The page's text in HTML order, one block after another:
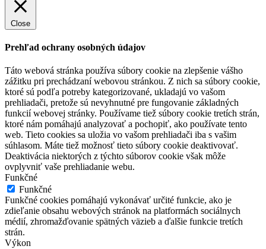
Close
Prehľad ochrany osobných údajov
Táto webová stránka používa súbory cookie na zlepšenie vášho
zážitku pri prechádzaní webovou stránkou. Z nich sa súbory cookie,
ktoré sú podľa potreby kategorizované, ukladajú vo vašom
prehliadači, pretože sú nevyhnutné pre fungovanie základných
funkcií webovej stránky. Používame tiež súbory cookie tretích strán,
ktoré nám pomáhajú analyzovať a pochopiť, ako používate tento
web. Tieto cookies sa uložia vo vašom prehliadači iba s vašim
súhlasom. Máte tiež možnosť tieto súbory cookie deaktivovať.
Deaktivácia niektorých z týchto súborov cookie však môže
ovplyvniť vaše prehliadanie webu.
Funkčné
Funkčné
Funkčné cookies pomáhajú vykonávať určité funkcie, ako je
zdieľanie obsahu webových stránok na platformách sociálnych
médií, zhromažďovanie spätných väzieb a ďalšie funkcie tretích
strán.
Výkon